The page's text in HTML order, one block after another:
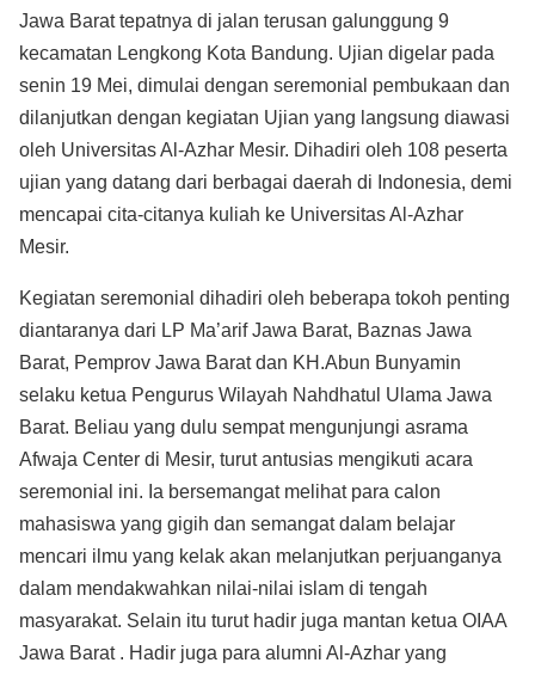
Jawa Barat tepatnya di jalan terusan galunggung 9
kecamatan Lengkong Kota Bandung. Ujian digelar pada
senin 19 Mei, dimulai dengan seremonial pembukaan dan
dilanjutkan dengan kegiatan Ujian yang langsung diawasi
oleh Universitas Al-Azhar Mesir. Dihadiri oleh 108 peserta
ujian yang datang dari berbagai daerah di Indonesia, demi
mencapai cita-citanya kuliah ke Universitas Al-Azhar
Mesir.
Kegiatan seremonial dihadiri oleh beberapa tokoh penting
diantaranya dari LP Ma’arif Jawa Barat, Baznas Jawa
Barat, Pemprov Jawa Barat dan KH.Abun Bunyamin
selaku ketua Pengurus Wilayah Nahdhatul Ulama Jawa
Barat. Beliau yang dulu sempat mengunjungi asrama
Afwaja Center di Mesir, turut antusias mengikuti acara
seremonial ini. Ia bersemangat melihat para calon
mahasiswa yang gigih dan semangat dalam belajar
mencari ilmu yang kelak akan melanjutkan perjuanganya
dalam mendakwahkan nilai-nilai islam di tengah
masyarakat. Selain itu turut hadir juga mantan ketua OIAA
Jawa Barat . Hadir juga para alumni Al-Azhar yang